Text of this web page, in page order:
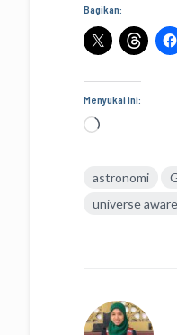
Bagikan:
Menyukai ini:
Memuat...
astronomi
universe